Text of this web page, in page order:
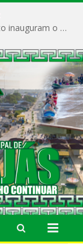
Prefeito Vivaldo Mendes e vice-prefeito Quito inauguram o CAPS e fortalecem a saúde pública em Anajás.